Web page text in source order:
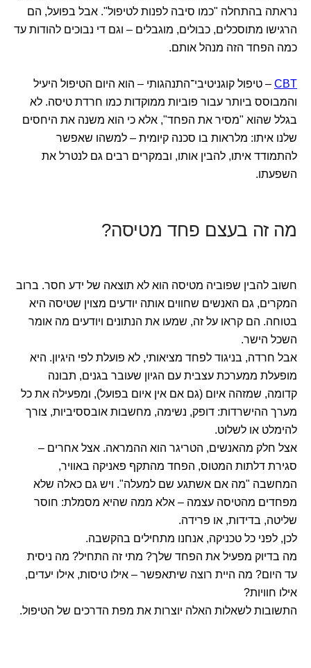
נראתה בהתחלה "כמו סיבה לפנות לטיפול". אבל בפועל, הם
הרגישו מתוסכלים, כבולים, מוגבלים – וגם די נבוכים להודות עד
כמה הפחד הזה מנהל אותם.
CBT – טיפול קוגניטיבי־התנהגותי – הוא היום הטיפול היעיל
והמבוסס ביותר עבור פוביות ממוקדות כמו חרדת טיסה. לא
בגלל שהוא "מסיר את הפחד", אלא כי הוא משנה את היחסים
שלנו איתו: מלראות בו סכנה קיומית – למשהו שאפשר
להתמודד איתו, להבין אותו, ובמקרים רבים גם לנטרל את
השפעתו.
מה זה בעצם פחד מטיסה?
חשוב להבין שפוביה מטיסה הוא לא תוצאה של ידע חסר. ברוב
המקרים, גם האנשים שחווים אותה יודעים מצוין שטיסה היא
בטוחה. הם קראו על זה, שמעו את הנתונים ויודעים מה אומר
השכל הישר.
אבל חרדה, בניגוד לפחד מציאותי, לא פועלת לפי היגיון. היא
מופעלת ממערכת עצבית עם הגיון שעובר בגנים, תבונה
קדומה, שמזהה איום (גם אם אין איום בפועל), ומפעילה את כל
מערך ההישרדות: דופק, נשימה, מחשבות אובססיביות, צורך
להימלט או לשלוט.
אצל חלק מהאנשים, הטריגר הוא ההמראה. אצל אחרים –
סגירת דלתות המטוס, הפחד מהתקף פאניקה באוויר,
המחשבה "מה אם אשתגע שם למעלה". ויש גם כאלה שלא
מפחדים מהטיסה עצמה – אלא ממה שהיא מסמלת: חוסר
שליטה, בדידות, או פרידה.
לכן, לפני כל טכניקה, אנחנו מתחילים בהקשבה.
מה בדיוק מפעיל את הפחד שלך? מתי זה התחיל? מה ניסית
עד היום? מה היית רוצה שיתאפשר – אילו טיסות, אילו יעדים,
אילו חוויות?
התשובות לשאלות האלה יוצרות את מפת הדרכים של הטיפול.